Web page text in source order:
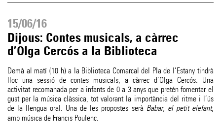
15/06/16
Dijous: Contes musicals, a càrrec
d’Olga Cercós a la Biblioteca
Demà al matí (10 h) a la Biblioteca Comarcal del Pla de l’Estany tindrà
lloc una sessió de contes musicals, a càrrec d’Olga Cercós. Una
activitat recomanada per a infants de 0 a 3 anys que pretén fomentar el
gust per la música clàssica, tot valorant la importància del ritme i l’ús
de la llengua oral. Una de les propostes serà Babar, el petit elefant,
amb música de Francis Poulenc.